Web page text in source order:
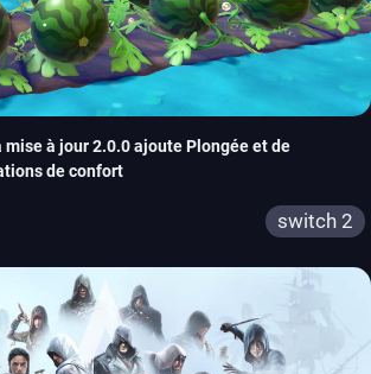
mise à jour 2.0.0 ajoute Plongée et de
de confort
switch 2